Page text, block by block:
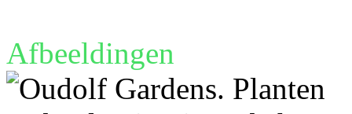
Afbeeldingen